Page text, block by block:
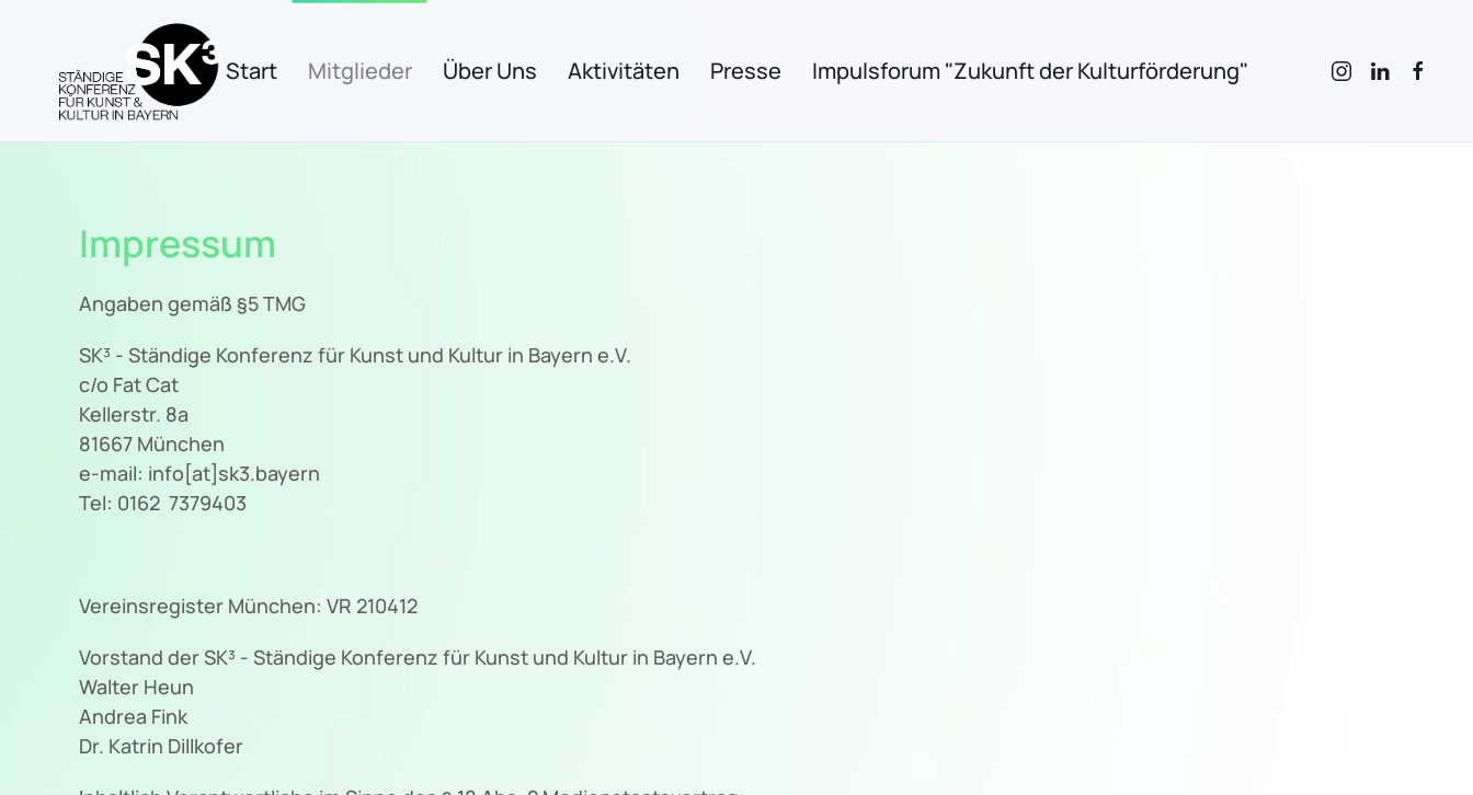
Zum Hauptinhalt springen
Start Mitglieder Über Uns Aktivitäten Presse Impulsforum "Zukunft der Kulturförderung"
Impressum
Angaben gemäß §5 TMG
SK³ - Ständige Konferenz für Kunst und Kultur in Bayern e.V.
c/o Fat Cat
Kellerstr. 8a
81667 München
e-mail: info[at]sk3.bayern
Tel: 0162 7379403
Vereinsregister München: VR 210412
Vorstand der SK³ - Ständige Konferenz für Kunst und Kultur in Bayern e.V.
Walter Heun
Andrea Fink
Dr. Katrin Dillkofer